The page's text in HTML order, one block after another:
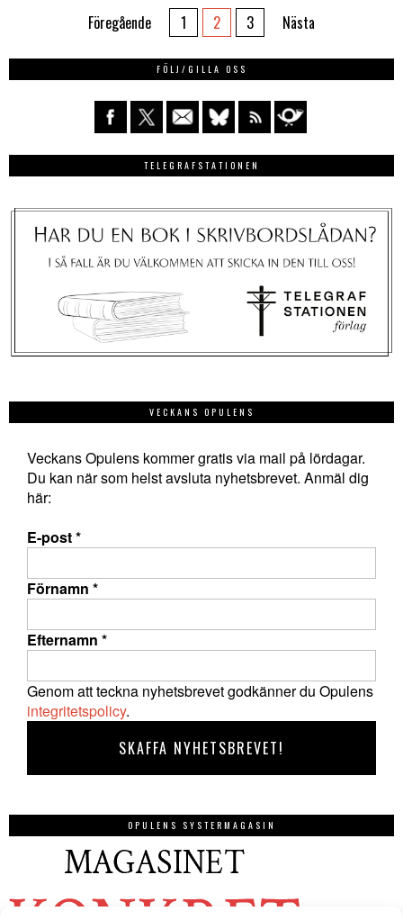
Föregående 1 2 3 Nästa
FÖLJ/GILLA OSS
TELEGRAFSTATIONEN
VECKANS OPULENS
Veckans Opulens kommer gratis via mail på lördagar.
Du kan när som helst avsluta nyhetsbrevet. Anmäl dig
här:
E-post*
Förnamn *
Efternamn *
Genom att teckna nyhetsbrevet godkänner du Opulens
integritetspolicy.
OPULENS SYSTERMAGASIN